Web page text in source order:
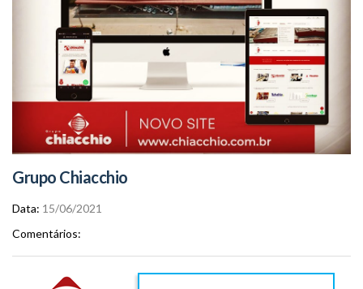
Grupo Chiacchio
Data 15/06/2021
Comentários